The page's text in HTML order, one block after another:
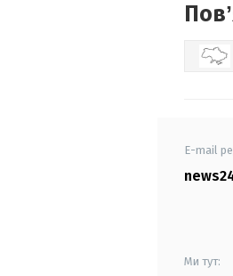
E-mail
Ми тут: